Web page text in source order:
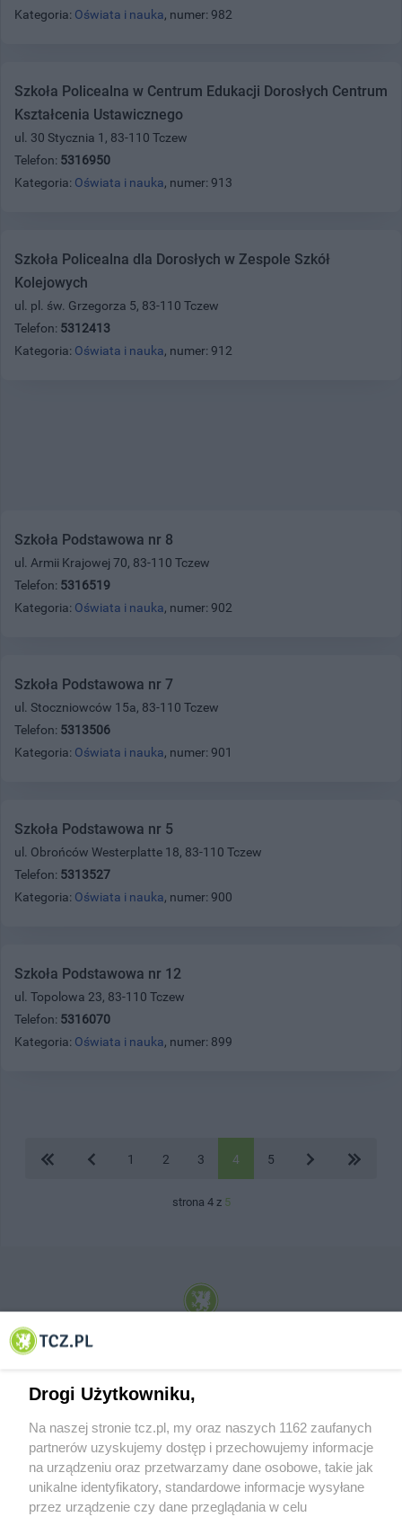
Kategoria: Oświata i nauka, numer: 982
Szkoła Policealna w Centrum Edukacji Dorosłych Centrum
Kształcenia Ustawicznego
ul. 30 Stycznia 1, 83-110 Tczew
Telefon: 5316950
Kategoria: Oświata i nauka, numer: 913
Szkoła Policealna dla Dorosłych w Zespole Szkół
Kolejowych
ul. pl. św. Grzegorza 5, 83-110 Tczew
Telefon: 5312413
Kategoria: Oświata i nauka, numer: 912
Szkoła Podstawowa nr 8
ul. Armii Krajowej 70, 83-110 Tczew
Telefon: 5316519
Kategoria: Oświata i nauka, numer: 902
Szkoła Podstawowa nr 7
ul. Stoczniowców 15a, 83-110 Tczew
Telefon: 5313506
Kategoria: Oświata i nauka, numer: 901
Szkoła Podstawowa nr 5
ul. Obrońców Westerplatte 18, 83-110 Tczew
Telefon: 5313527
Kategoria: Oświata i nauka, numer: 900
Szkoła Podstawowa nr 12
ul. Topolowa 23, 83-110 Tczew
Telefon: 5316070
Kategoria: Oświata i nauka, numer: 899
1 2 3 4 5
strona 4 z 5
© 2001-2026 Tczew - TCZ.PL Sp. z o.o. Internetowy Serwis Informacyjny Miasta
Drogi Użytkowniku,
Na naszej stronie tcz.pl, my oraz naszych 1162 zaufanych
partnerów uzyskujemy dostęp i przechowujemy informacje
na urządzeniu oraz przetwarzamy dane osobowe, takie jak
unikalne identyfikatory, standardowe informacje wysyłane
przez urządzenie czy dane przeglądania w celu